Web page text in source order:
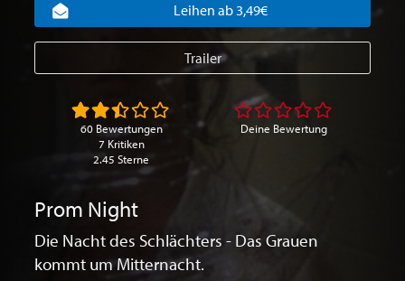
Prom Night
Die Nacht des Schlächters - Das Grauen
kommt um Mitternacht.
Leihen ab 3,49€
Trailer
60 Bewertungen
7 Kritiken
2.45 Sterne
Deine Bewertung